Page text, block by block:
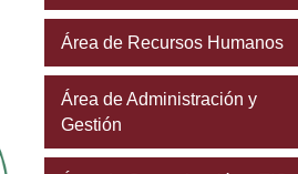
Área de Recursos Humanos
Área de Administración y
Gestión